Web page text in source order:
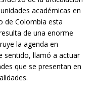
académicas en
de Colombia esta
de una enorme
la agenda en
sentido, llamó a actuar
que se presentan en